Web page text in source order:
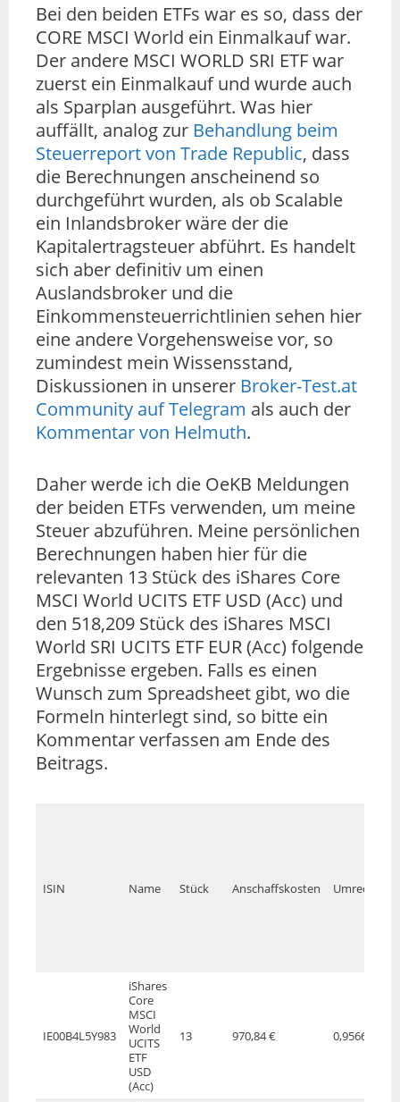
Bei den beiden ETFs war es so, dass der
CORE MSCI World ein Einmalkauf war.
Der andere MSCI WORLD SRI ETF war
zuerst ein Einmalkauf und wurde auch
als Sparplan ausgeführt. Was hier
auffällt, analog zur Behandlung beim
Steuerreport von Trade Republic, dass
die Berechnungen anscheinend so
durchgeführt wurden, als ob Scalable
ein Inlandsbroker wäre der die
Kapitalertragsteuer abführt. Es handelt
sich aber definitiv um einen
Auslandsbroker und die
Einkommensteuerrichtlinien sehen hier
eine andere Vorgehensweise vor, so
zumindest mein Wissensstand,
Diskussionen in unserer Broker-Test.at
Community auf Telegram als auch der
Kommentar von Helmuth.
Daher werde ich die OeKB Meldungen
der beiden ETFs verwenden, um meine
Steuer abzuführen. Meine persönlichen
Berechnungen haben hier für die
relevanten 13 Stück des iShares Core
MSCI World UCITS ETF USD (Acc) und
den 518,209 Stück des iShares MSCI
World SRI UCITS ETF EUR (Acc) folgende
Ergebnisse ergeben. Falls es einen
Wunsch zum Spreadsheet gibt, wo die
Formeln hinterlegt sind, so bitte ein
Kommentar verfassen am Ende des
Beitrags.
ISIN Name Stück Anschaffskosten
IE00B4L5Y983
iShares
Core
MSCI
World
UCITS
ETF
USD
(Acc)
13 970,84 € 0,9566